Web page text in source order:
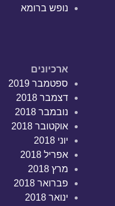
נופש ברומא
ארכיונים
ספטמבר 2019
דצמבר 2018
נובמבר 2018
אוקטובר 2018
יוני 2018
אפריל 2018
מרץ 2018
פברואר 2018
ינואר 2018